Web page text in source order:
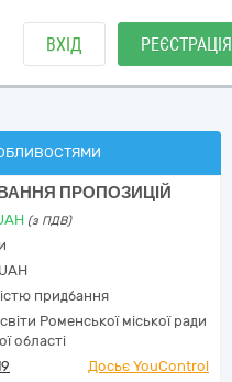
ВХІД РЕЄСТРАЦІЯ
ПРОПОЗИЦІЙ
(з ПДВ)
придбання
Роменської міської ради
області
Досьє YouControl